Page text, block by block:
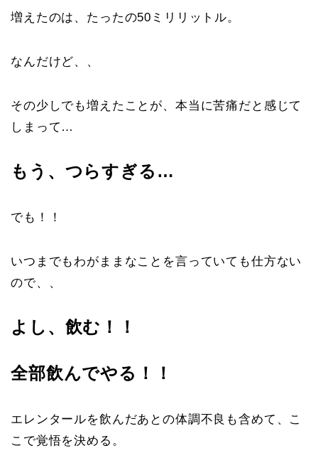
増えたのは、たったの50ミリリットル。
なんだけど、、
その少しでも増えたことが、本当に苦痛だと感じて
しまって…
もう、つらすぎる…
でも！！
いつまでもわがままなことを言っていても仕方ない
ので、、
よし、飲む！！
全部飲んでやる！！
エレンタールを飲んだあとの体調不良も含めて、こ
こで覚悟を決める。